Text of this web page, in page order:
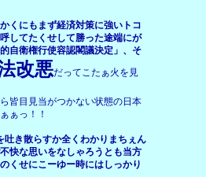
かくにもまず経済対策に強いトコ
してたくせして勝った途端にが
自衛権行使容認閣議決定」、そ
改悪だってこたぁ火を見
皆目見当がつかない状態の日本
ぁっ！！
き散らすか全くわかりまちぇん
快な思いをなしゃろうとも当方
くせにこーゆー時にはしっかり